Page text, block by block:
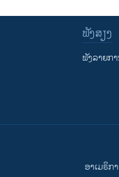
ຟັງສຽງ
ຟັງລາຍກ
ອາເມຣິກາ